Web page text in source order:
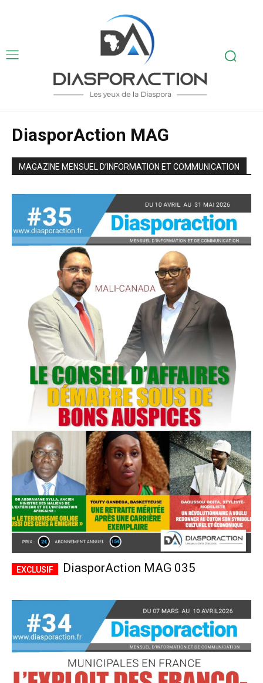
DiasporAction MAG
MAGAZINE MENSUEL D’INFORMATION ET COMMUNICATION
DiasporAction MAG 035